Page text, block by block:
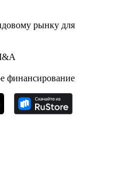
рынку для
финансирование